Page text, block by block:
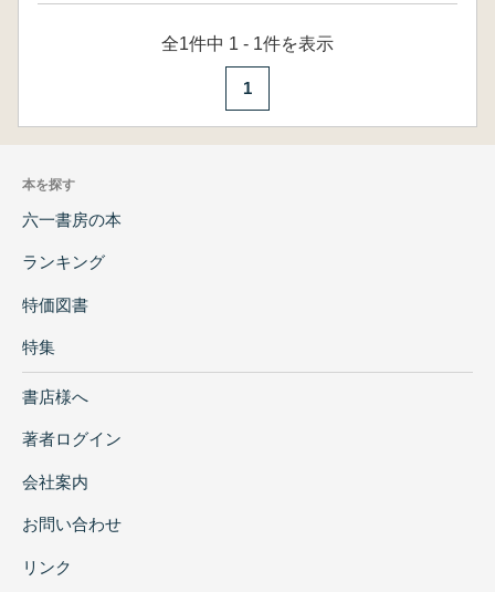
全1件中 1 - 1件を表示
1
本を探す
六一書房の本
ランキング
特価図書
特集
書店様へ
著者ログイン
会社案内
お問い合わせ
リンク